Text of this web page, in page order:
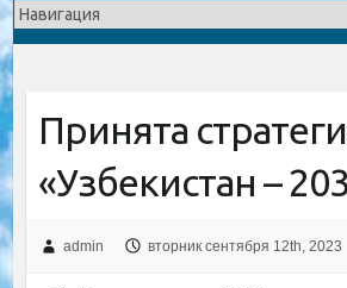
Принята
«Узбекистан –
admin вторник сентября 12th, 2023